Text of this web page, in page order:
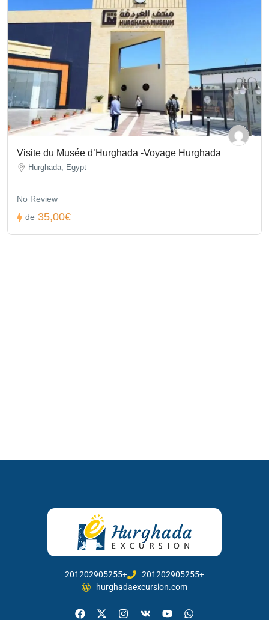
Visite du Musée d’Hurghada -Voyage Hurghada
Hurghada, Egypt
No Review
de 35,00€
201202905255+
201202905255+
hurghadaexcursion.com